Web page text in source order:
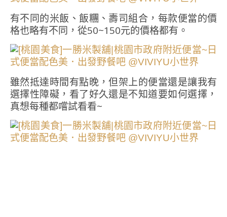
有不同的米飯、飯糰、壽司組合，每款便當的價
格也略有不同，從50~150元的價格都有。
雖然抵達時間有點晚，但架上的便當還是讓我有
選擇性障礙，看了好久還是不知道要如何選擇，
真想每種都嚐試看看~